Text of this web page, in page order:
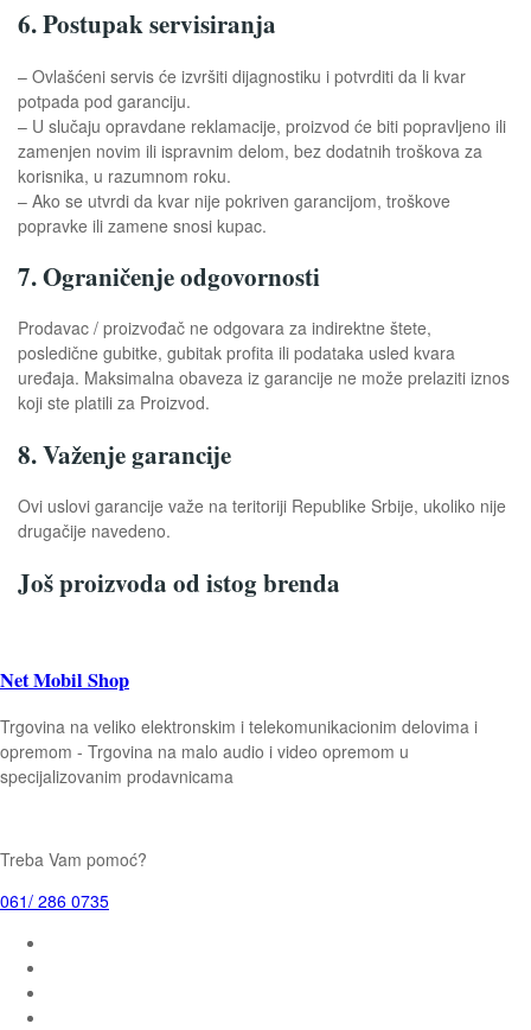
6. Postupak servisiranja
– Ovlašćeni servis će izvršiti dijagnostiku i potvrditi da li kvar
potpada pod garanciju.
– U slučaju opravdane reklamacije, proizvod će biti popravljeno ili
zamenjen novim ili ispravnim delom, bez dodatnih troškova za
korisnika, u razumnom roku.
– Ako se utvrdi da kvar nije pokriven garancijom, troškove
popravke ili zamene snosi kupac.
7. Ograničenje odgovornosti
Prodavac / proizvođač ne odgovara za indirektne štete,
posledične gubitke, gubitak profita ili podataka usled kvara
uređaja. Maksimalna obaveza iz garancije ne može prelaziti iznos
koji ste platili za Proizvod.
8. Važenje garancije
Ovi uslovi garancije važe na teritoriji Republike Srbije, ukoliko nije
drugačije navedeno.
Još proizvoda od istog brenda
Net Mobil Shop
Trgovina na veliko elektronskim i telekomunikacionim delovima i
opremom - Trgovina na malo audio i video opremom u
specijalizovanim prodavnicama
Treba Vam pomoć?
061/ 286 0735